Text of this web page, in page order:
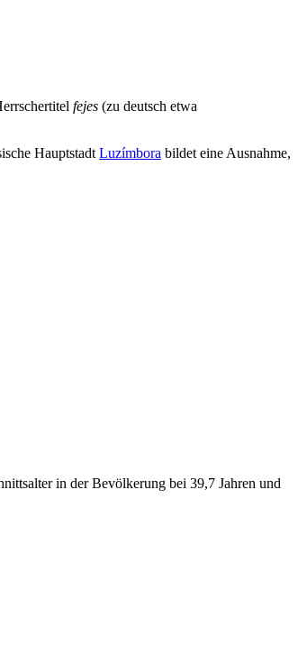
fejes (zu deutsch etwa
Hauptstadt Luzímbora bildet eine Ausnahme,
in der Bevölkerung bei 39,7 Jahren und